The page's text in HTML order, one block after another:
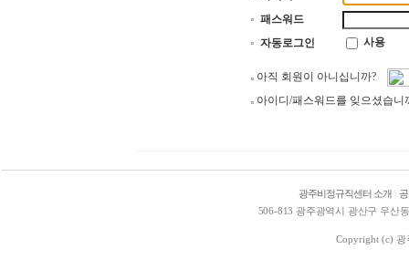
패스워드
자동로그인
사용
아직 회원이 아니십니까?
아이디/패스워드를 잊으셨습
광주비정규직센터 소개
506-813 광주광역시 광산구 우산
Copyright (c) 광